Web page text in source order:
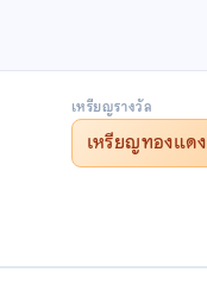
เหรียญรางวัล
เหรียญทองแดง